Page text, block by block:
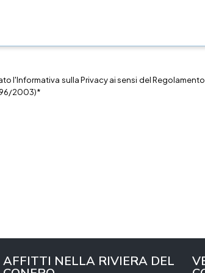
l'Informativa sullaPrivacyai sensi del
2003)*
AFFITTI NELLA RIVIERA DEL